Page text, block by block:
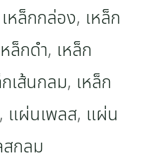
เหล็กกล่อง, เหล็ก
หล็กดำ, เหล็ก
เส้นกลม, เหล็ก
, แผ่นเพลส, แผ่น
กลม